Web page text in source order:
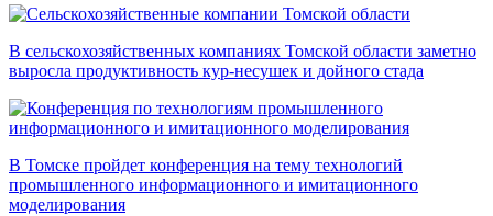
В сельскохозяйственных компаниях Томской области заметно
выросла продуктивность кур-несушек и дойного стада
В Томске пройдет конференция на тему технологий
промышленного информационного и имитационного
моделирования